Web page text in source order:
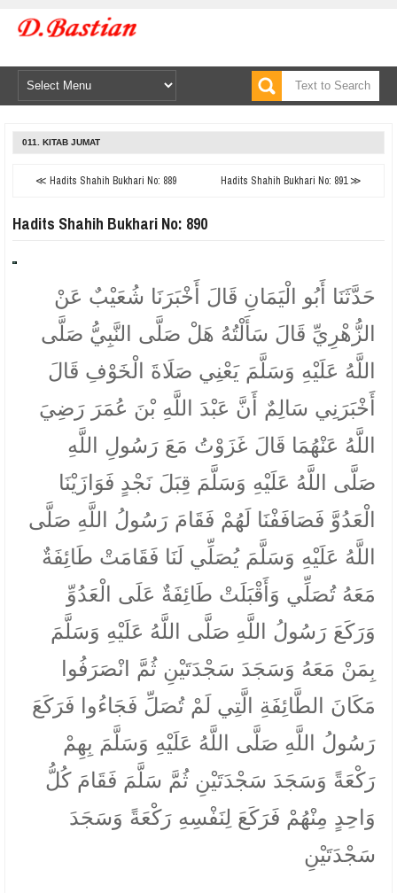
011. KITAB JUMAT
≪ Hadits Shahih Bukhari No: 889 Hadits Shahih Bukhari No: 891 ≫
Hadits Shahih Bukhari No: 890
حَدَّثَنَا أَبُو الْيَمَانِ قَالَ أَخْبَرَنَا شُعَيْبٌ عَنْ
الزُّهْرِيِّ قَالَ سَأَلْتُهُ هَلْ صَلَّى النَّبِيُّ صَلَّى
اللَّهُ عَلَيْهِ وَسَلَّمَ يَعْنِي صَلَاةَ الْخَوْفِ قَالَ
أَخْبَرَنِي سَالِمٌ أَنَّ عَبْدَ اللَّهِ بْنَ عُمَرَ رَضِيَ
اللَّهُ عَنْهُمَا قَالَ غَزَوْتُ مَعَ رَسُولِ اللَّهِ
صَلَّى اللَّهُ عَلَيْهِ وَسَلَّمَ قِبَلَ نَجْدٍ فَوَازَيْنَا
الْعَدُوَّ فَصَافَفْنَا لَهُمْ فَقَامَ رَسُولُ اللَّهِ صَلَّى
اللَّهُ عَلَيْهِ وَسَلَّمَ يُصَلِّي لَنَا فَقَامَتْ طَائِفَةٌ
مَعَهُ تُصَلِّي وَأَقْبَلَتْ طَائِفَةٌ عَلَى الْعَدُوِّ
وَرَكَعَ رَسُولُ اللَّهِ صَلَّى اللَّهُ عَلَيْهِ وَسَلَّمَ
بِمَنْ مَعَهُ وَسَجَدَ سَجْدَتَيْنِ ثُمَّ انْصَرَفُوا
مَكَانَ الطَّائِفَةِ الَّتِي لَمْ تُصَلِّ فَجَاءُوا فَرَكَعَ
رَسُولُ اللَّهِ صَلَّى اللَّهُ عَلَيْهِ وَسَلَّمَ بِهِمْ
رَكْعَةً وَسَجَدَ سَجْدَتَيْنِ ثُمَّ سَلَّمَ فَقَامَ كُلُّ
وَاحِدٍ مِنْهُمْ فَرَكَعَ لِنَفْسِهِ رَكْعَةً وَسَجَدَ
سَجْدَتَيْنِ